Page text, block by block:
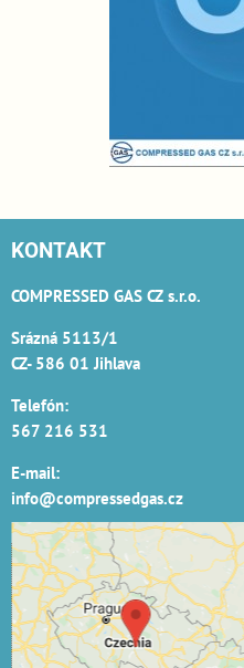
KONTAKT
COMPRESSED GAS CZ s.r.o.
Srázná 5113/1
CZ- 586 01 Jihlava
Telefón:
567 216 531
E-mail:
info@compressedgas.cz
Externí obsah je
blokován Volbami
soukromí